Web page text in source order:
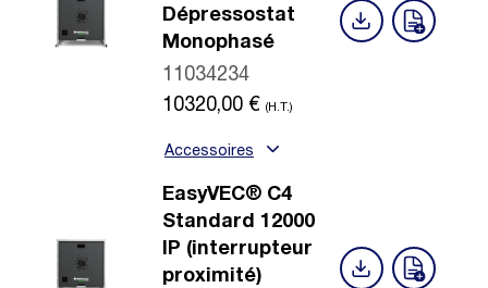
Dépressostat
Monophasé
11034234
10320,00 € (H.T.)
Accessoires
EasyVEC® C4
Standard 12000
IP (interrupteur
proximité)